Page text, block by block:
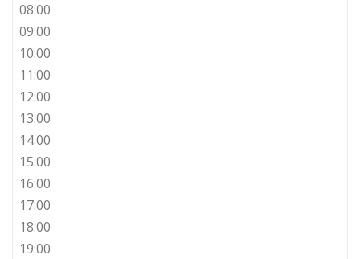
08:00
09:00
10:00
11:00
12:00
13:00
14:00
15:00
16:00
17:00
18:00
19:00